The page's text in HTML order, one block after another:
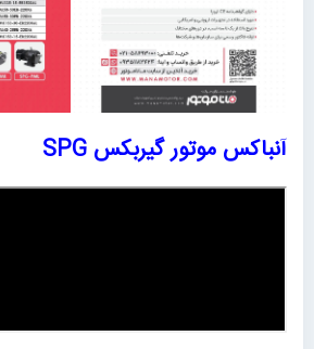
آنباکس موتور گیربکس SPG